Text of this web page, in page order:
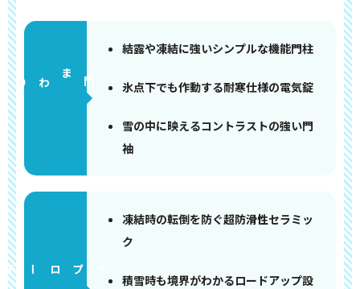
門まわり
結露や凍結に強いシンプルな機能門柱
氷点下でも作動する耐寒仕様の電気錠
雪の中に映えるコントラストの強い門
袖
アプローチ
凍結時の転倒を防ぐ超防滑性セラミッ
ク
積雪時も境界がわかるロードアップ設